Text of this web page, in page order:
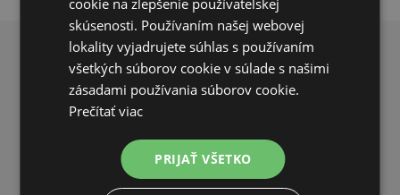
PREČO NAKUPOVAŤ U NÁS?
skúsenosti. Používaním našej webovej
lokality vyjadrujete súhlas s používaním
všetkých súborov cookie v súlade s našimi
zásadami používania súborov cookie.
Prečítať viac
PRIJAŤ VŠETKO